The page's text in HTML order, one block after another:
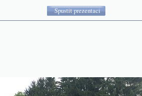
Spustit prezentaci